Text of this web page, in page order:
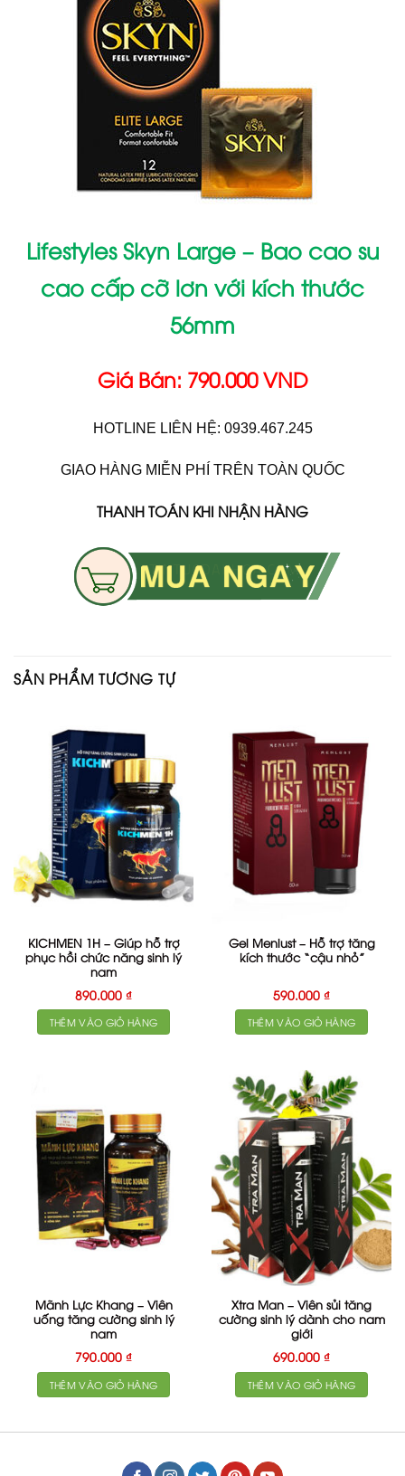
Lifestyles Skyn Large– Bao cao su
cao cấp cỡ lơn với kích thước
56mm
Giá Bán: 790.000 VND
HOTLINE LIÊN HỆ: 0939.467.245
GIAO HÀNG MIỄN PHÍ TRÊN TOÀN QUỐC
THANH TOÁN KHI NHẬN HÀNG
SẢN PHẨM TƯƠNG TỰ
KICHMEN 1H – Giúp hỗ trợ
phục hồi chức năng sinh lý
nam
890.000 ₫
THÊM VÀO GIỎ HÀNG
Gel Menlust – Hỗ trợ tăng
kích thước “cậu nhỏ”
590.000 ₫
THÊM VÀO GIỎ HÀNG
Mãnh Lực Khang – Viên
uống tăng cường sinh lý
nam
790.000 ₫
THÊM VÀO GIỎ HÀNG
Xtra Man – Viên sủi tăng
cường sinh lý dành cho nam
giới
690.000 ₫
THÊM VÀO GIỎ HÀNG